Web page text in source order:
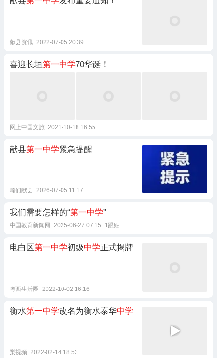
献县资讯 2022-07-05 20:39
喜迎长垣第一中学70华诞！
网上中国文旅 2021-10-18 16:55
献县第一中学紧急提醒
喃们献县 2026-07-05 11:17
我们需要怎样的“第一中学”
中国教育新闻网 2025-06-27 07:15 1跟贴
电白区第一中学初级中学 正式揭牌
粤西生活圈 2022-10-02 16:16
衡水第一中学改名为衡水泰华中学
梨视频 2022-02-14 18:53